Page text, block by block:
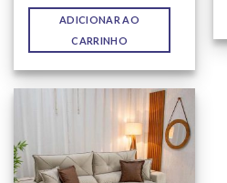
ADICIONAR AO
CARRINHO